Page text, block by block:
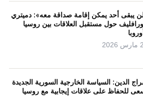
يبقى أحد يمكن إقامة صداقة معه»: دميتري
حول مستقبل العلاقات بين روسيا
الدين: السياسة الخارجية السورية الجديدة
للحفاظ على علاقات إيجابية مع روسيا